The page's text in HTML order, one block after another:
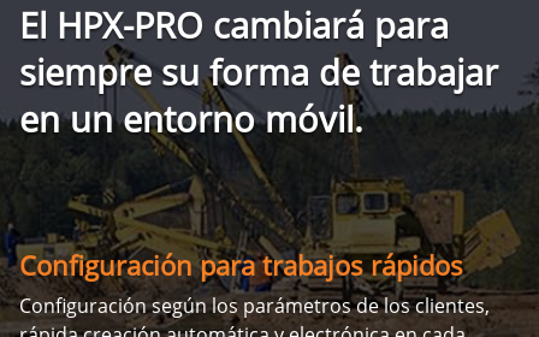
El HPX-PRO cambiará para
siempre su forma de trabajar
en un entorno móvil.
Configuración para trabajos rápidos
Configuración según los parámetros de los clientes,